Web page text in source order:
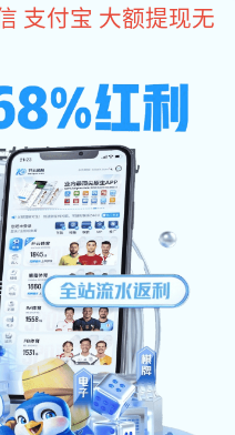
400-618-1990